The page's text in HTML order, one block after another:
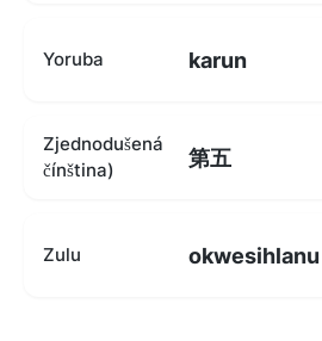
Yoruba karun
Zjednodušená
čínština)
第五
Zulu okwesihlanu